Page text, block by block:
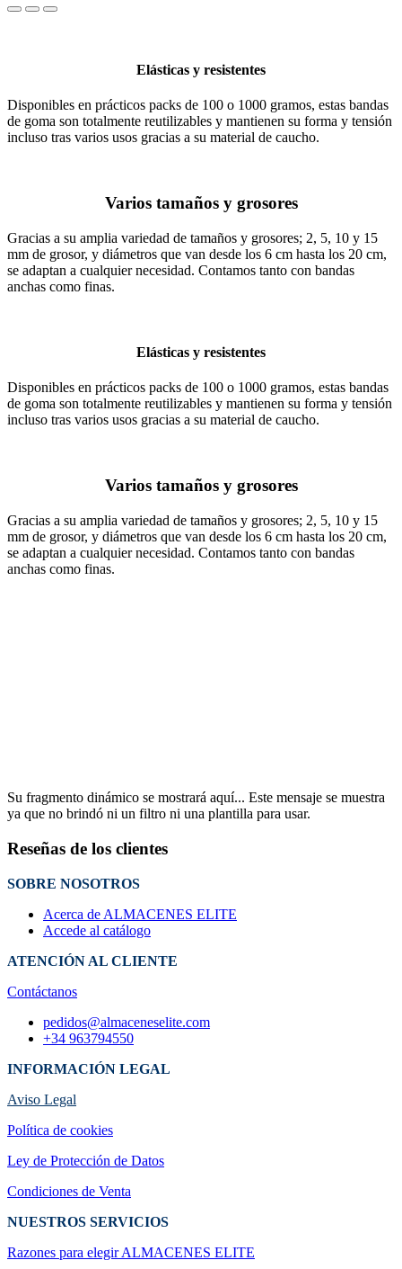
Elásticas y resistentes
Disponibles en prácticos packs de 100 o 1000 gramos, estas bandas
de goma son totalmente reutilizables y mantienen su forma y tensión
incluso tras varios usos gracias a su material de caucho.
Varios tamaños y grosores
Gracias a su amplia variedad de tamaños y grosores; 2, 5, 10 y 15
mm de grosor, y diámetros que van desde los 6 cm hasta los 20 cm,
se adaptan a cualquier necesidad. Contamos tanto con bandas
anchas como finas.
Elásticas y resistentes
Disponibles en prácticos packs de 100 o 1000 gramos, estas bandas
de goma son totalmente reutilizables y mantienen su forma y tensión
incluso tras varios usos gracias a su material de caucho.
Varios tamaños y grosores
Gracias a su amplia variedad de tamaños y grosores; 2, 5, 10 y 15
mm de grosor, y diámetros que van desde los 6 cm hasta los 20 cm,
se adaptan a cualquier necesidad. Contamos tanto con bandas
anchas como finas.
Su fragmento dinámico se mostrará aquí... Este mensaje se muestra
ya que no brindó ni un filtro ni una plantilla para usar.
Reseñas de los clientes
SOBRE NOSOTROS
Acerca de ALMACENES ELITE
Accede al catálogo
ATENCIÓN AL CLIENTE
Contáctanos
pedidos@almaceneselite.com
+34 963794550
INFORMACIÓN LEGAL
Aviso Legal
Política de cookies
Ley de Protección de Datos
Condiciones de Venta
NUESTROS SERVICIOS
Razones para elegir ALMACENES ELI​TE